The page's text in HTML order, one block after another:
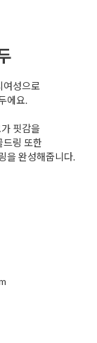
여성으로
에요.
핏감을
드링 또한
을 완성해줍니다.